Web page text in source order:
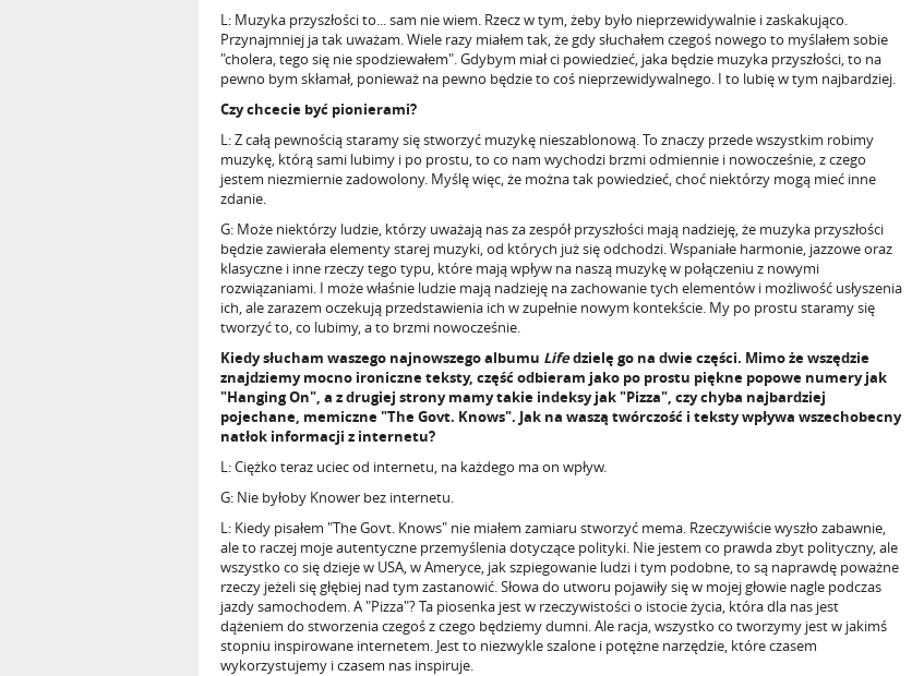
L: Muzyka przyszłości to... sam nie wiem. Rzecz w tym, żeby było nieprzewidywalnie i zaskakująco.
Przynajmniej ja tak uważam. Wiele razy miałem tak, że gdy słuchałem czegoś nowego to myślałem sobie
"cholera, tego się nie spodziewałem". Gdybym miał ci powiedzieć, jaka będzie muzyka przyszłości, to na
pewno bym skłamał, ponieważ na pewno będzie to coś nieprzewidywalnego. I to lubię w tym najbardziej.
Czy chcecie być pionierami?
L: Z całą pewnością staramy się stworzyć muzykę nieszablonową. To znaczy przede wszystkim robimy
muzykę, którą sami lubimy i po prostu, to co nam wychodzi brzmi odmiennie i nowocześnie, z czego
jestem niezmiernie zadowolony. Myślę więc, że można tak powiedzieć, choć niektórzy mogą mieć inne
zdanie.
G: Może niektórzy ludzie, którzy uważają nas za zespół przyszłości mają nadzieję, że muzyka przyszłości
będzie zawierała elementy starej muzyki, od których już się odchodzi. Wspaniałe harmonie, jazzowe oraz
klasyczne i inne rzeczy tego typu, które mają wpływ na naszą muzykę w połączeniu z nowymi
rozwiązaniami. I może właśnie ludzie mają nadzieję na zachowanie tych elementów i możliwość usłyszenia
ich, ale zarazem oczekują przedstawienia ich w zupełnie nowym kontekście. My po prostu staramy się
tworzyć to, co lubimy, a to brzmi nowocześnie.
Kiedy słucham waszego najnowszego albumu Lifedzielę go na dwie części. Mimo że wszędzie
znajdziemy mocno ironiczne teksty, część odbieram jako po prostu piękne popowe numery jak
"Hanging On", a z drugiej strony mamy takie indeksy jak "Pizza", czy chyba najbardziej
pojechane, memiczne "The Govt. Knows". Jak na waszą twórczość i teksty wpływa wszechobecny
natłok informacji z internetu?
L: Ciężko teraz uciec od internetu, na każdego ma on wpływ.
G: Nie byłoby Knower bez internetu.
L: Kiedy pisałem "The Govt. Knows" nie miałem zamiaru stworzyć mema. Rzeczywiście wyszło zabawnie,
ale to raczej moje autentyczne przemyślenia dotyczące polityki. Nie jestem co prawda zbyt polityczny, ale
wszystko co się dzieje w USA, w Ameryce, jak szpiegowanie ludzi i tym podobne, to są naprawdę poważne
rzeczy jeżeli się głębiej nad tym zastanowić. Słowa do utworu pojawiły się w mojej głowie nagle podczas
jazdy samochodem. A "Pizza"? Ta piosenka jest w rzeczywistości o istocie życia, która dla nas jest
dążeniem do stworzenia czegoś z czego będziemy dumni. Ale racja, wszystko co tworzymy jest w jakimś
stopniu inspirowane internetem. Jest to niezwykle szalone i potężne narzędzie, które czasem
wykorzystujemy i czasem nas inspiruje.